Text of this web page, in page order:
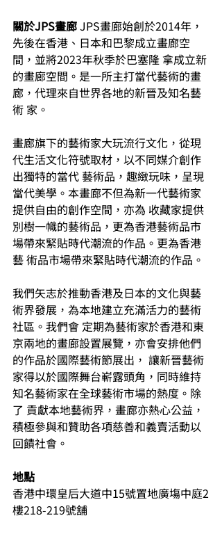
關於JPS畫廊 JPS畫廊始創於2014年，
先後在香港、日本和巴黎成立畫廊空
間，並將2023年秋季於巴塞隆 拿成立新
的畫廊空間。是一所主打當代藝術的畫
廊，代理來自世界各地的新晉及知名藝
術 家。
畫廊旗下的藝術家大玩流行文化，從現
代生活文化符號取材，以不同媒介創作
出獨特的當代 藝術品，趣緻玩味，呈現
當代美學。本畫廊不但為新一代藝術家
提供自由的創作空間，亦為 收藏家提供
別樹一幟的藝術品，更為香港藝術品市
場帶來緊貼時代潮流的作品。更為香港
藝 術品市場帶來緊貼時代潮流的作品。
我們矢志於推動香港及日本的文化與藝
術界發展，為本地建立充滿活力的藝術
社區。我們會 定期為藝術家於香港和東
京兩地的畫廊設置展覽，亦會安排他們
的作品於國際藝術節展出， 讓新晉藝術
家得以於國際舞台嶄露頭角，同時維持
知名藝術家在全球藝術市場的熱度。除
了 貢獻本地藝術界，畫廊亦熱心公益，
積極參與和贊助各項慈善和義賣活動以
回饋社會。
地點
香港中環皇后大道中15號置地廣塲中庭2
樓218-219號舖